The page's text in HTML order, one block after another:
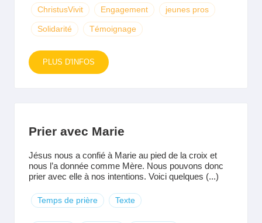
ChristusVivit Engagement jeunes pros
Solidarité Témoignage
PLUS D'INFOS
Prier avec Marie
Jésus nous a confié à Marie au pied de la croix et
nous l’a donnée comme Mère. Nous pouvons donc
prier avec elle à nos intentions. Voici quelques (...)
Temps de prière Texte